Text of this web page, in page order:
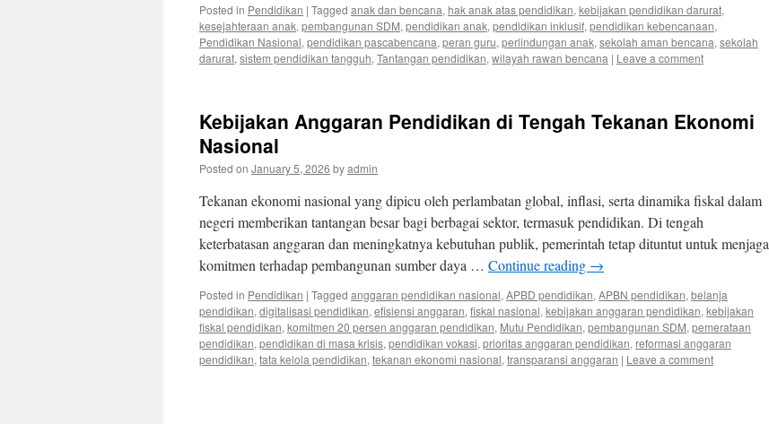
Posted in Pendidikan | Tagged anak dan bencana, hak anak atas pendidikan, kebijakan pendidikan darurat,
kesejahteraan anak, pembangunan SDM, pendidikan anak, pendidikan inklusif, pendidikan kebencanaan,
Pendidikan Nasional, pendidikan pascabencana, peran guru, perlindungan anak, sekolah aman bencana, sekolah
darurat, sistem pendidikan tangguh, Tantangan pendidikan, wilayah rawan bencana | Leave a comment
Kebijakan Anggaran Pendidikan di Tengah Tekanan Ekonomi
Nasional
Posted on January 5, 2026 byadmin
Tekanan ekonomi nasional yang dipicu oleh perlambatan global, inflasi, serta dinamika fiskal dalam
negeri memberikan tantangan besar bagi berbagai sektor, termasuk pendidikan. Di tengah
keterbatasan anggaran dan meningkatnya kebutuhan publik, pemerintah tetap dituntut untuk menjaga
komitmen terhadap pembangunan sumber daya … Continue reading →
Posted in Pendidikan | Tagged anggaran pendidikan nasional, APBD pendidikan, APBN pendidikan, belanja
pendidikan, digitalisasi pendidikan, efisiensi anggaran, fiskal nasional, kebijakan anggaran pendidikan, kebijakan
fiskal pendidikan, komitmen 20 persen anggaran pendidikan, Mutu Pendidikan, pembangunan SDM, pemerataan
pendidikan, pendidikan di masa krisis, pendidikan vokasi, prioritas anggaran pendidikan, reformasi anggaran
pendidikan, tata kelola pendidikan, tekanan ekonomi nasional, transparansi anggaran | Leave a comment